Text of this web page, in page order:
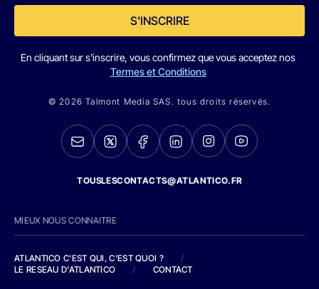
S'INSCRIRE
En cliquant sur s'inscrire, vous confirmez que vous acceptez nos
Termes et Conditions
© 2026 Talmont Media SAS. tous droits réservés.
TOUSLESCONTACTS@ATLANTICO.FR
MIEUX NOUS CONNAITRE
ATLANTICO C'EST QUI, C'EST QUOI ?
/
LE RESEAU D'ATLANTICO
/ CONTACT